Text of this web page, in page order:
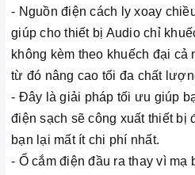
- Nguồn điện cách ly xoay
giúp cho thiết bị Audio chỉ
không kèm theo khuếch đại cả
từ đó nâng cao tối đa chất
- Đây là giải pháp tối ưu giúp
điện sạch sẽ công xuất thiết bị
bạn lại mất ít chi phí nhất.
- Ổ cắm điện đầu ra thay vì mạ